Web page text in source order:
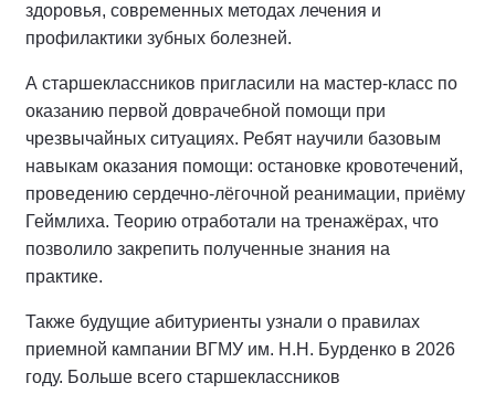
здоровья, современных методах лечения и
профилактики зубных болезней.
А старшеклассников пригласили на мастер-класс по
оказанию первой доврачебной помощи при
чрезвычайных ситуациях. Ребят научили базовым
навыкам оказания помощи: остановке кровотечений,
проведению сердечно‑лёгочной реанимации, приёму
Геймлиха. Теорию отработали на тренажёрах, что
позволило закрепить полученные знания на
практике.
Также будущие абитуриенты узнали о правилах
приемной кампании ВГМУ им. Н.Н. Бурденко в 2026
году. Больше всего старшеклассников